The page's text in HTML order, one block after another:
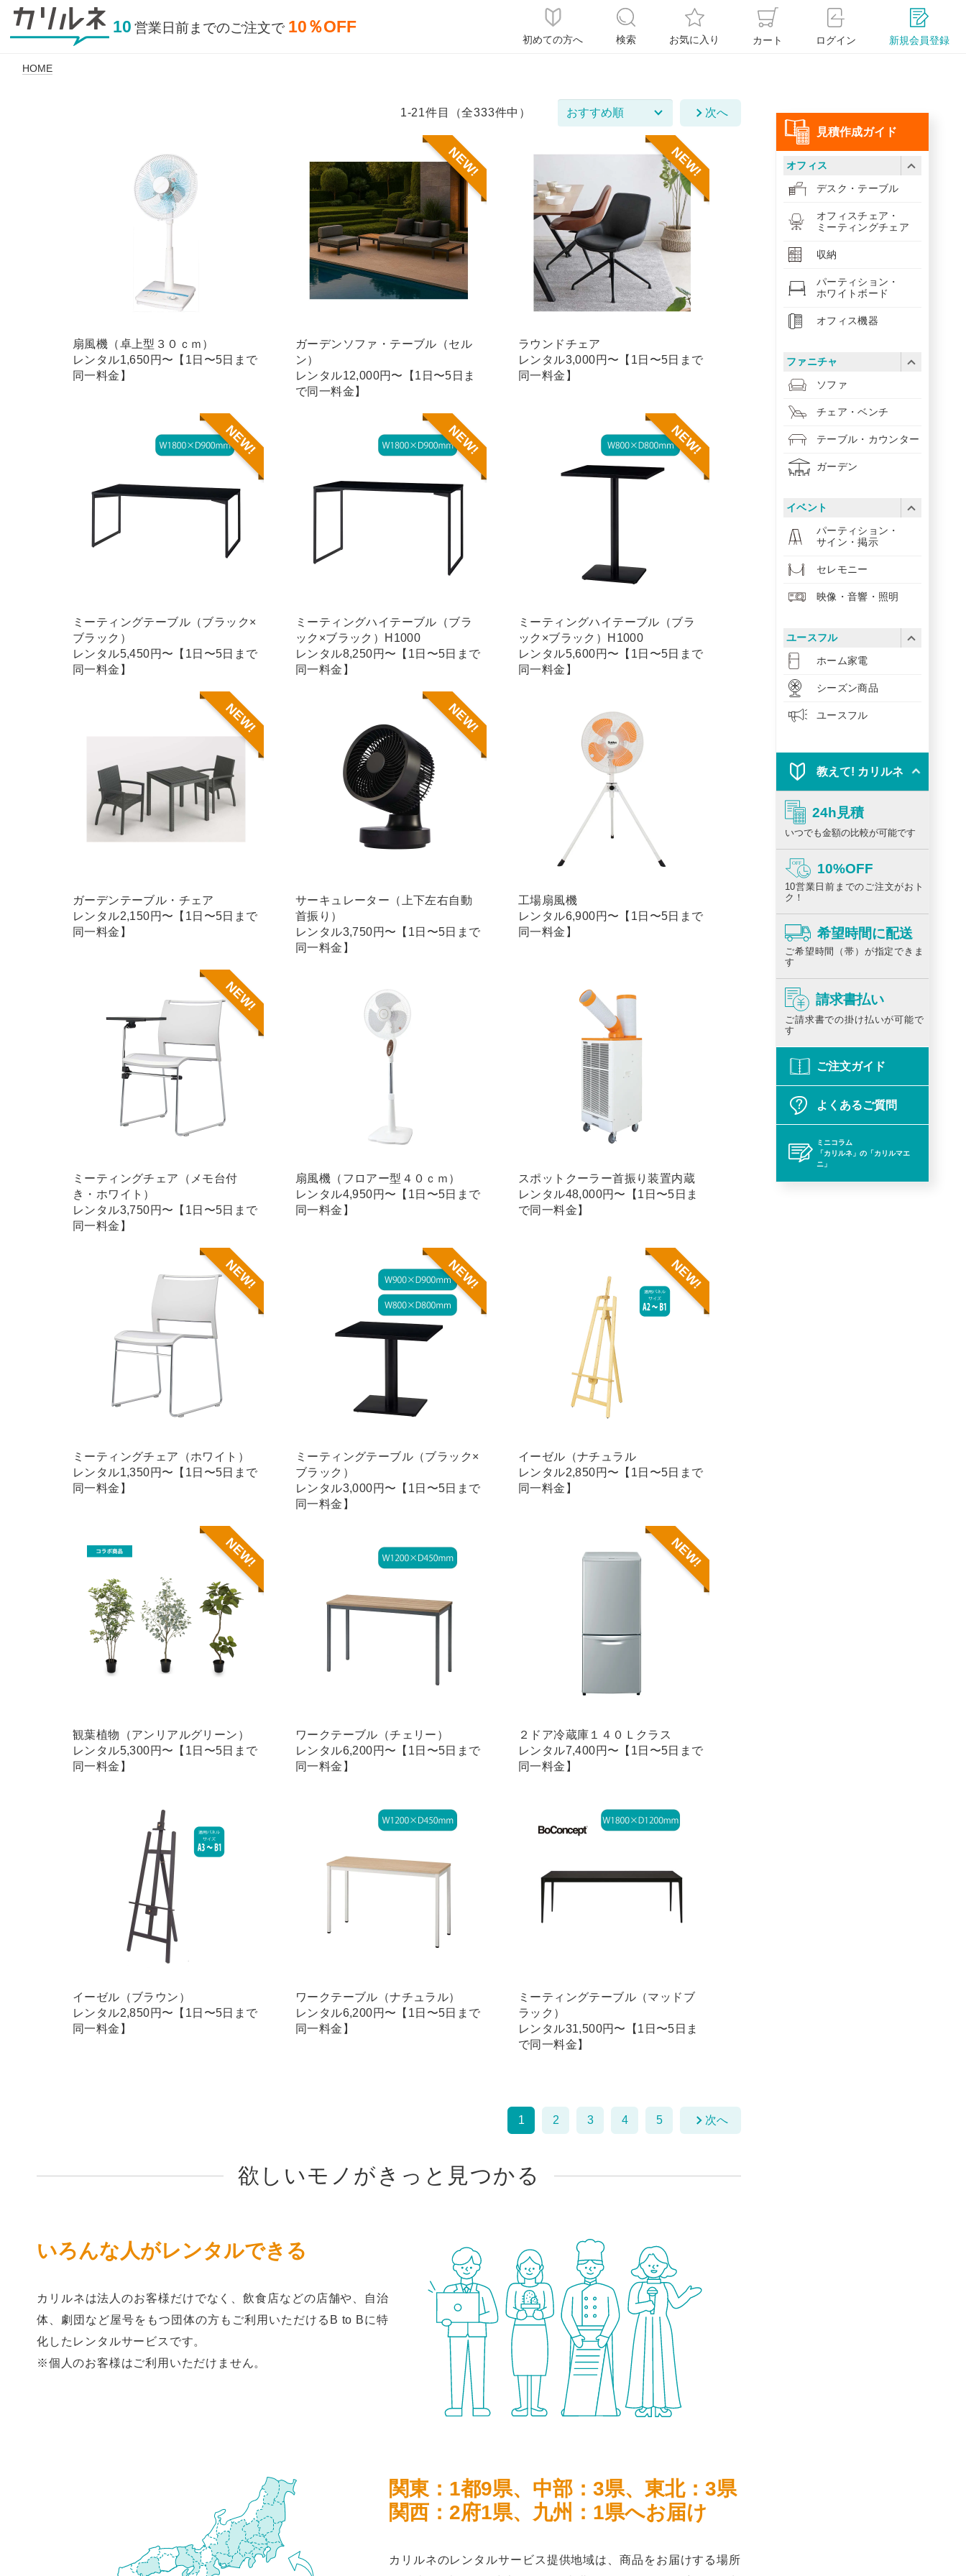
10 営業日前までのご注文で 10％OFF
初めての方へ 検索 お気に入り カート ログイン 新規会員登録
HOME
1-21件目（全333件中） 次へ
扇風機（卓上型３０ｃｍ）
レンタル1,650円〜【1日〜5日まで
同一料金】
ガーデンソファ・テーブル（セル
ン）
レンタル12,000円〜【1日〜5日ま
で同一料金】
NEW!
ラウンドチェア
レンタル3,000円〜【1日〜5日まで
同一料金】
NEW!
ミーティングテーブル（ブラック×
ブラック）
レンタル5,450円〜【1日〜5日まで
同一料金】
NEW!
ミーティングハイテーブル（ブラ
ック×ブラック）H1000
レンタル8,250円〜【1日〜5日まで
同一料金】
NEW!
ミーティングハイテーブル（ブラ
ック×ブラック）H1000
レンタル5,600円〜【1日〜5日まで
同一料金】
NEW!
ガーデンテーブル・チェア
レンタル2,150円〜【1日〜5日まで
同一料金】
NEW!
サーキュレーター（上下左右自動
首振り）
レンタル3,750円〜【1日〜5日まで
同一料金】
NEW!
工場扇風機
レンタル6,900円〜【1日〜5日まで
同一料金】
ミーティングチェア（メモ台付
き・ホワイト）
レンタル3,750円〜【1日〜5日まで
同一料金】
NEW!
扇風機（フロアー型４０ｃｍ）
レンタル4,950円〜【1日〜5日まで
同一料金】
スポットクーラー首振り装置内蔵
レンタル48,000円〜【1日〜5日ま
で同一料金】
ミーティングチェア（ホワイト）
レンタル1,350円〜【1日〜5日まで
同一料金】
NEW!
ミーティングテーブル（ブラック×
ブラック）
レンタル3,000円〜【1日〜5日まで
同一料金】
NEW!
イーゼル（ナチュラル
レンタル2,850円〜【1日〜5日まで
同一料金】
NEW!
観葉植物（アンリアルグリーン）
レンタル5,300円〜【1日〜5日まで
同一料金】
NEW!
ワークテーブル（チェリー）
レンタル6,200円〜【1日〜5日まで
同一料金】
２ドア冷蔵庫１４０Ｌクラス
レンタル7,400円〜【1日〜5日まで
同一料金】
NEW!
イーゼル（ブラウン）
レンタル2,850円〜【1日〜5日まで
同一料金】
ワークテーブル（ナチュラル）
レンタル6,200円〜【1日〜5日まで
同一料金】
ミーティングテーブル（マッドブ
ラック）
レンタル31,500円〜【1日〜5日ま
で同一料金】
1 2 3 4 5 次へ
欲しいモノがきっと見つかる
いろんな人がレンタルできる
カリルネは法人のお客様だけでなく、飲食店などの店舗や、自治
体、劇団など屋号をもつ団体の方もご利用いただけるB to Bに特
化したレンタルサービスです。
※個人のお客様はご利用いただけません。
関東：1都9県、中部：3県、東北：3県
関西：2府1県、九州：1県へお届け
カリルネのレンタルサービス提供地域は、商品をお届けする場所
⾒積作成ガイド
オフィス
デスク・テーブル
オフィスチェア・
ミーティングチェア
収納
パーティション・
ホワイトボード
オフィス機器
ファニチャ
ソファ
チェア・ベンチ
テーブル・カウンター
ガーデン
イベント
パーティション・
サイン・掲示
セレモニー
映像・音響・照明
ユースフル
ホーム家電
シーズン商品
ユースフル
教えて! カリルネ
24h見積
いつでも金額の比較が可能です
10%OFF
10営業日前までのご注文がおト
ク！
希望時間に配送
ご希望時間（帯）が指定できま
す
請求書払い
ご請求書での掛け払いが可能で
す
ご注文ガイド
よくあるご質問
ミニコラム
「カリルネ」の「カリルマエ
ニ」